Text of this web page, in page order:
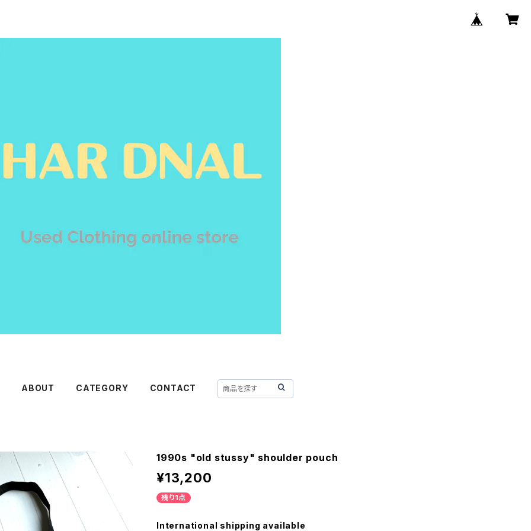
ABOUT CATEGORY CONTACT
1990s "old stussy" shoulder pouch
¥13,200
残り1点
International shipping available